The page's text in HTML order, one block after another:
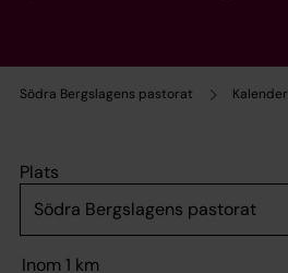
Södra Bergslagens pastorat Kalender
Plats